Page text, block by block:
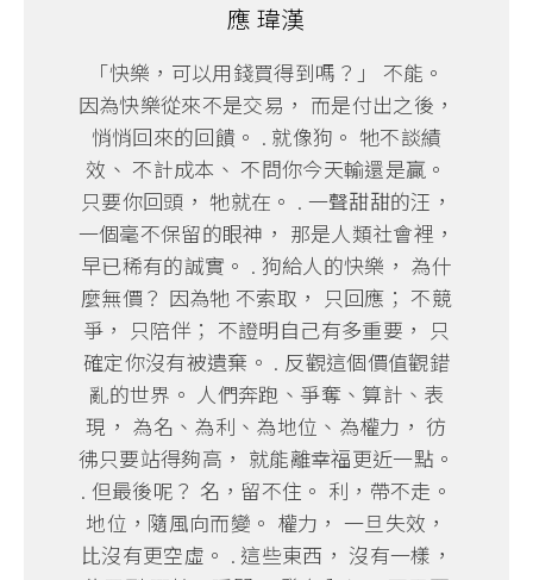
應 瑋漢
「快樂，可以用錢買得到嗎？」 不能。
因為快樂從來不是交易， 而是付出之後，
悄悄回來的回饋。 . 就像狗。 牠不談績
效、 不計成本、 不問你今天輸還是贏。
只要你回頭， 牠就在。 . 一聲甜甜的汪，
一個毫不保留的眼神， 那是人類社會裡，
早已稀有的誠實。 . 狗給人的快樂， 為什
麼無價？ 因為牠 不索取， 只回應； 不競
爭， 只陪伴； 不證明自己有多重要， 只
確定你沒有被遺棄。 . 反觀這個價值觀錯
亂的世界。 人們奔跑、爭奪、算計、表
現， 為名、為利、為地位、為權力， 彷
彿只要站得夠高， 就能離幸福更近一點。
. 但最後呢？ 名，留不住。 利，帶不走。
地位，隨風向而變。 權力， 一旦失效，
比沒有更空虛。 . 這些東西， 沒有一樣，